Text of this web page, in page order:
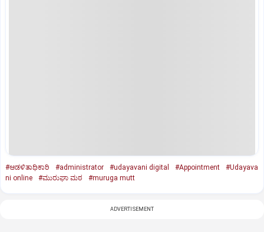
#ಆಡಳಿತಾಧಿಕಾರಿ #administrator #udayavani digital #Appointment
#Udayava
ni online
#ಮುರುಘಾ ಮಠ #muruga mutt
ADVERTISEMENT